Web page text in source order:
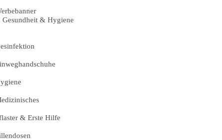
Gesundheit & Hygiene
& Erste Hilfe